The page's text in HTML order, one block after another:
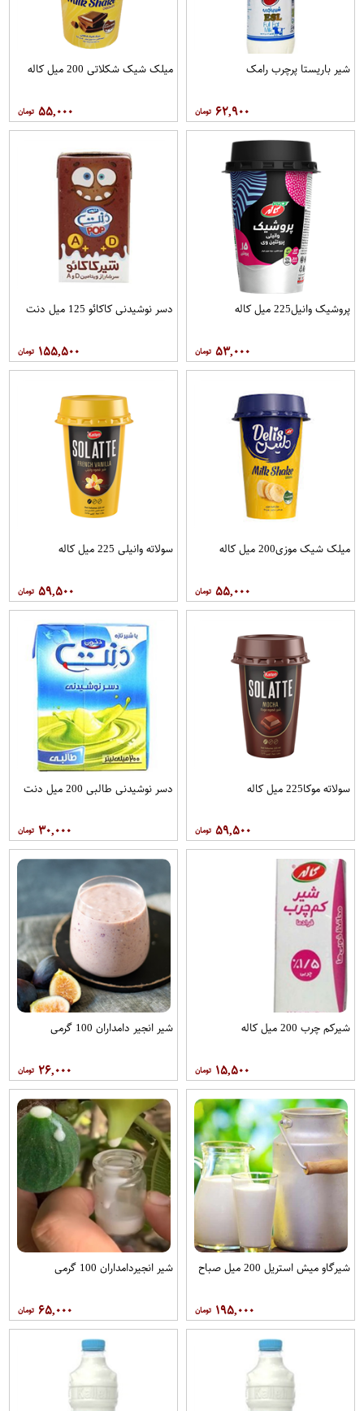
شیر باریستا پرچرب رامک
۶۲,۹۰۰
میلک شیک شکلاتی 200 میل کاله
۵۵,۰۰۰
پروشیک وانیل225 میل کاله
۵۳,۰۰۰
دسر نوشیدنی کاکائو 125 میل دنت
۱۵۵,۵۰۰
میلک شیک موزی200 میل کاله
۵۵,۰۰۰
سولاته وانیلی 225 میل کاله
۵۹,۵۰۰
سولاته موکا225 میل کاله
۵۹,۵۰۰
دسر نوشیدنی طالبی 200 میل دنت
۳۰,۰۰۰
شیرکم چرب 200 میل کاله
۱۵,۵۰۰
شیر انجیر دامداران 100 گرمی
۲۶,۰۰۰
شیرگاو میش استریل 200 میل صباح
۱۹۵,۰۰۰
شیر انجیردامداران 100 گرمی
۶۵,۰۰۰